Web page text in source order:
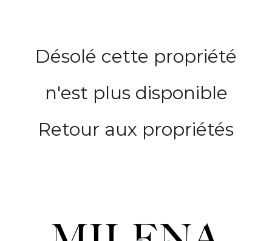
Désolé cette propriété
n'est plus disponible
Retour aux propriétés